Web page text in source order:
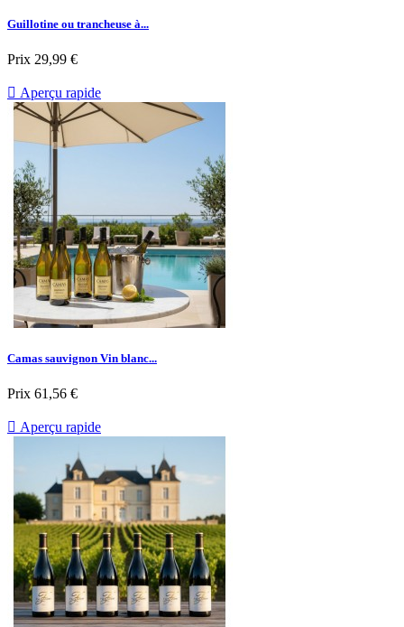
Guillotine ou trancheuse à...
Prix 29,99 €
 Aperçu rapide
Camas sauvignon Vin blanc...
Prix 61,56 €
 Aperçu rapide